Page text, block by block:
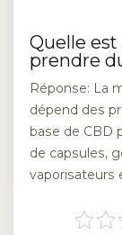
Quelle
prendre
Réponse: La
dépend des
base de CBD
de capsules,
vaporisateurs